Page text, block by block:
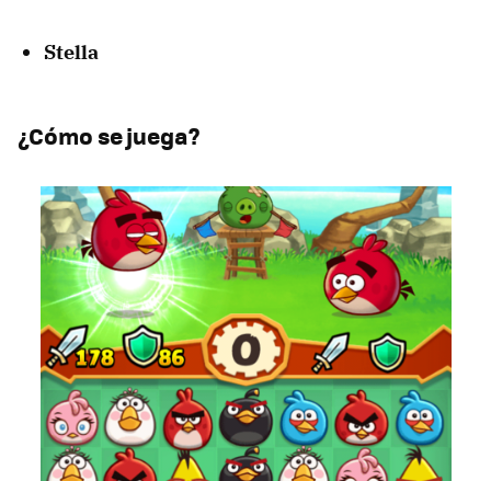
Stella
¿Cómo se juega?